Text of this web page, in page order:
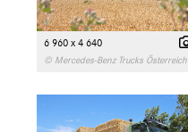
6 960 x 4 640
© Mercedes-Benz Trucks Österreich